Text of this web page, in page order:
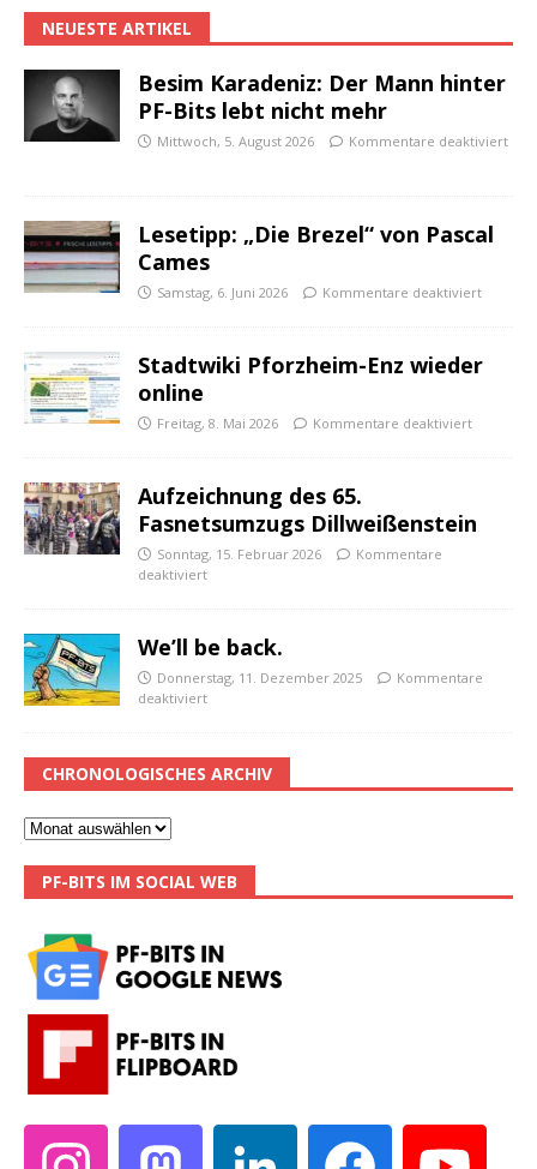
NEUESTE ARTIKEL
Besim Karadeniz: Der Mann hinter
PF-Bits lebt nicht mehr
Mittwoch, 5. August 2026 Kommentare deaktiviert
Lesetipp: „Die Brezel“ von Pascal
Cames
Samstag, 6. Juni 2026 Kommentare deaktiviert
Stadtwiki Pforzheim-Enz wieder
online
Freitag, 8. Mai 2026 Kommentare deaktiviert
Aufzeichnung des 65.
Fasnetsumzugs Dillweißenstein
Sonntag, 15. Februar 2026
Kommentare
deaktiviert
We’ll be back.
Donnerstag, 11. Dezember 2025
Kommentare
deaktiviert
CHRONOLOGISCHES ARCHIV
PF-BITS IM SOCIAL WEB